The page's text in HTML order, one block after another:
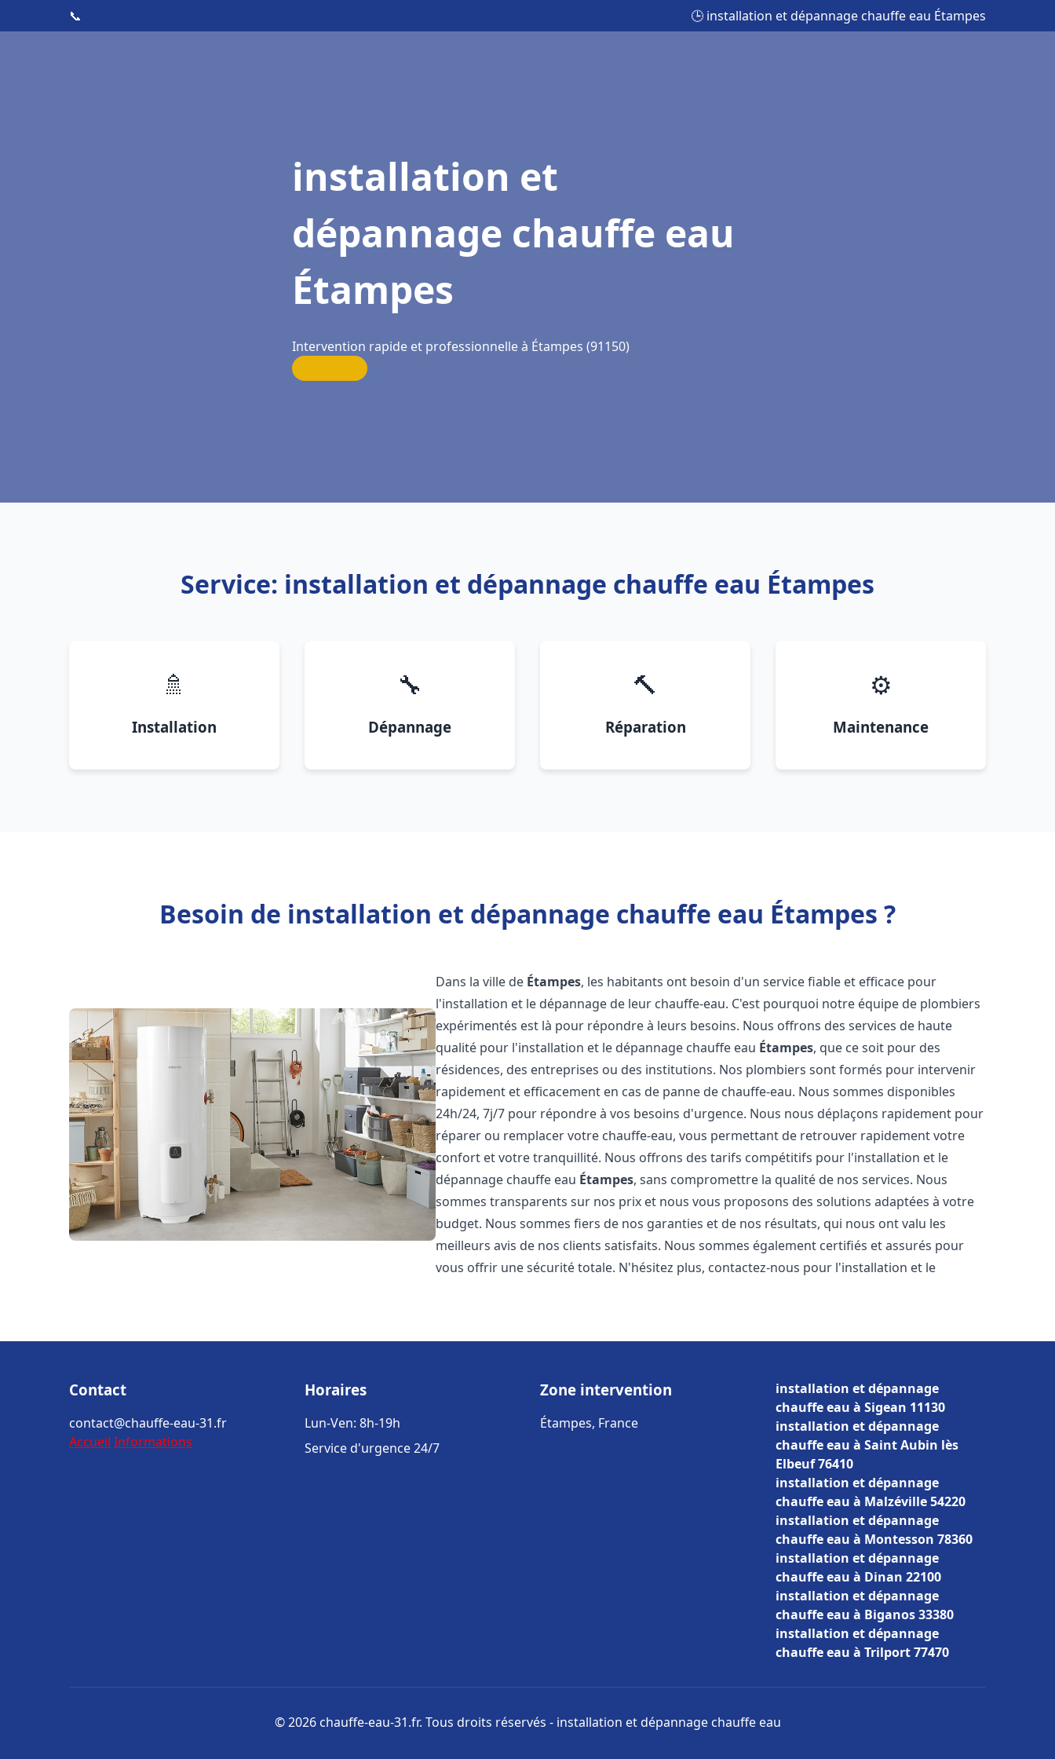
📞 🕒 installation et dépannage chauffe eau Étampes
installation et
dépannage chauffe eau
Étampes
Intervention rapide et professionnelle à Étampes (91150)
Service: installation et dépannage chauffe eau Étampes
🚿
Installation
🔧
Dépannage
🔨
Réparation
⚙️
Maintenance
Besoin de installation et dépannage chauffe eau Étampes ?
Dans la ville de Étampes, les habitants ont besoin d'un service fiable et efficace pour
l'installation et le dépannage de leur chauffe-eau. C'est pourquoi notre équipe de plombiers
expérimentés est là pour répondre à leurs besoins. Nous offrons des services de haute
qualité pour l'installation et le dépannage chauffe eau Étampes, que ce soit pour des
résidences, des entreprises ou des institutions. Nos plombiers sont formés pour intervenir
rapidement et efficacement en cas de panne de chauffe-eau. Nous sommes disponibles
24h/24, 7j/7 pour répondre à vos besoins d'urgence. Nous nous déplaçons rapidement pour
réparer ou remplacer votre chauffe-eau, vous permettant de retrouver rapidement votre
confort et votre tranquillité. Nous offrons des tarifs compétitifs pour l'installation et le
dépannage chauffe eau Étampes, sans compromettre la qualité de nos services. Nous
sommes transparents sur nos prix et nous vous proposons des solutions adaptées à votre
budget. Nous sommes fiers de nos garanties et de nos résultats, qui nous ont valu les
meilleurs avis de nos clients satisfaits. Nous sommes également certifiés et assurés pour
vous offrir une sécurité totale. N'hésitez plus, contactez-nous pour l'installation et le
Contact
contact@chauffe-eau-31.fr
Accueil Informations
Horaires
Lun-Ven: 8h-19h
Service d'urgence 24/7
Zone intervention
Étampes, France
installation et dépannage
chauffe eau à Sigean 11130
installation et dépannage
chauffe eau à Saint Aubin lès
Elbeuf 76410
installation et dépannage
chauffe eau à Malzéville 54220
installation et dépannage
chauffe eau à Montesson 78360
installation et dépannage
chauffe eau à Dinan 22100
installation et dépannage
chauffe eau à Biganos 33380
installation et dépannage
chauffe eau à Trilport 77470
© 2026 chauffe-eau-31.fr. Tous droits réservés - installation et dépannage chauffe eau